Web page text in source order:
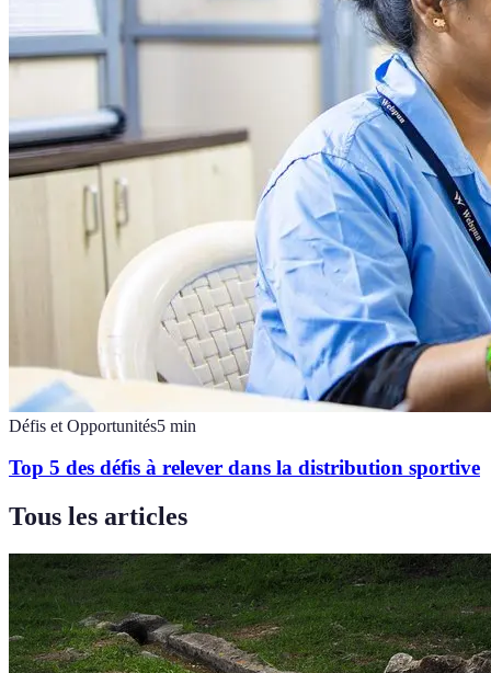
Défis et Opportunités5 min
Top 5 des défis à relever dans la distribution sportive
Tous les articles